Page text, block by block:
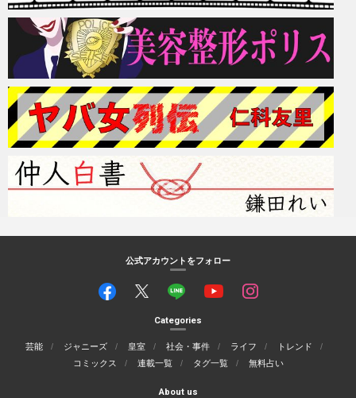
公式アカウントをフォロー
Categories
芸能 ジャニーズ 皇室 社会・事件 ライフ
トレンド
コミックス
連載一覧 タグ一覧 無料占い
About us